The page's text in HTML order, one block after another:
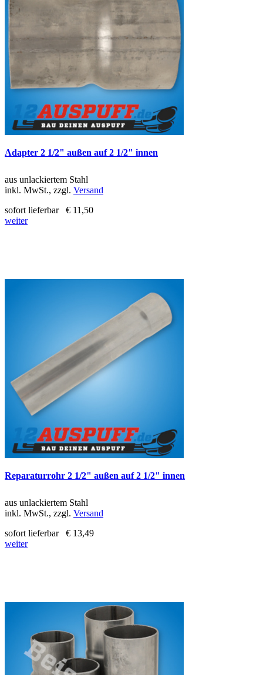
Adapter 2 1/2" außen auf 2 1/2" innen
aus unlackiertem Stahl
inkl. MwSt., zzgl. Versand
sofort lieferbar
€ 11,50
weiter
Reparaturrohr 2 1/2" außen auf 2 1/2" innen
aus unlackiertem Stahl
inkl. MwSt., zzgl. Versand
sofort lieferbar
€ 13,49
weiter